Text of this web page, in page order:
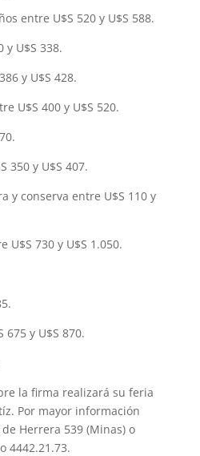
entre U$S 520 y U$S 588.
y U$S 338.
y U$S 428.
U$S 400 y U$S 520.
350 y U$S 407.
y conserva entre U$S 110 y
730 y U$S 1.050.
675 y U$S 870.
la firma realizará su feria
Por mayor información
Herrera 539 (Minas) o
4442.21.73.